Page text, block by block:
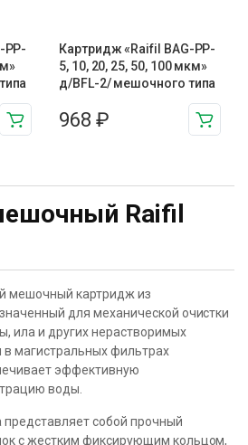
PP-
Картридж «Raifil BAG-PP-
5, 10, 20, 25, 50, 100 мкм»
д/BFL-2/ мешочного типа
968 ₽
Raifil
мешочный картридж из
для механической очистки
ила и других нерастворимых
в магистральных фильтрах
эффективную
воды.
представляет собой прочный
с жестким фиксирующим кольцом,